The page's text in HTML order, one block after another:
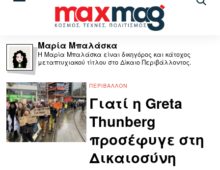
Μαρία Μπαλάσκα
Η Μαρία Μπαλάσκα είναι δικηγόρος και κάτοχος
μεταπτυχιακού τίτλου στο Δίκαιο Περιβάλλοντος.
ΠΕΡΙΒΆΛΛΟΝ
Γιατί η Greta
Thunberg
προσέφυγε στη
Δικαιοσύνη